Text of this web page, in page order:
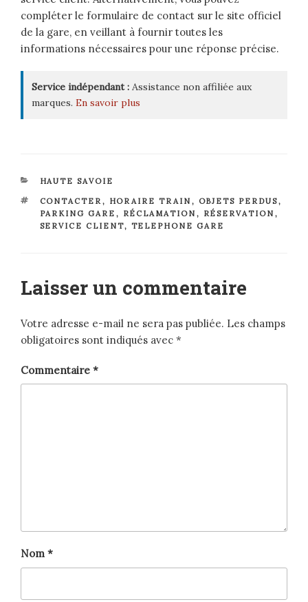
compléter le formulaire de contact sur le site officiel
de la gare, en veillant à fournir toutes les
informations nécessaires pour une réponse précise.
Service indépendant : Assistance non affiliée aux
marques. En savoir plus
CATÉGORIES
HAUTE SAVOIE
ÉTIQUETTES
CONTACTER, HORAIRE TRAIN , OBJETS PERDUS,
PARKING GARE , RÉCLAMATION , RÉSERVATION ,
SERVICE CLIENT, TELEPHONE GARE
Laisser un commentaire
Votre adresse e-mail ne sera pas publiée. Les champs
obligatoires sont indiqués avec *
Commentaire *
Nom *